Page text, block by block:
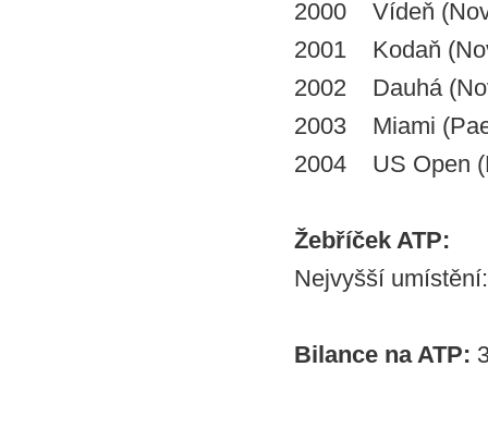
2000 Vídeň
2001 Kodaň
2002 Dauhá
2003 Miami
2004 US Open
Žebříček ATP:
Nejvyšší
Bilance na ATP: